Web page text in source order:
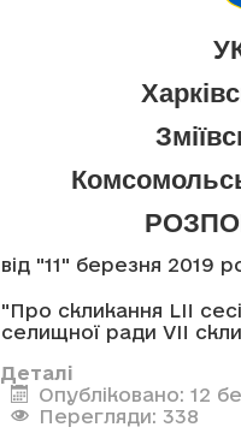
від "11" березня 2019
"Про скликання LII
селищної ради VII
Деталі
Опубліковано: 12
Перегляди: 338